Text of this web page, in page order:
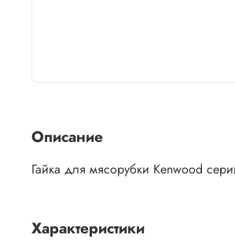
Описание
Гайка для мясорубки Kenwood
Характеристики